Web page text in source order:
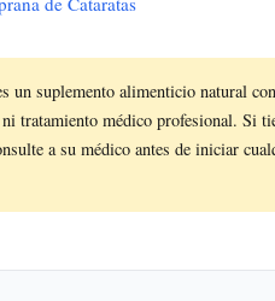
un suplemento alimenticio natural
tratamiento médico profesional. Si
a su médico antes de iniciar